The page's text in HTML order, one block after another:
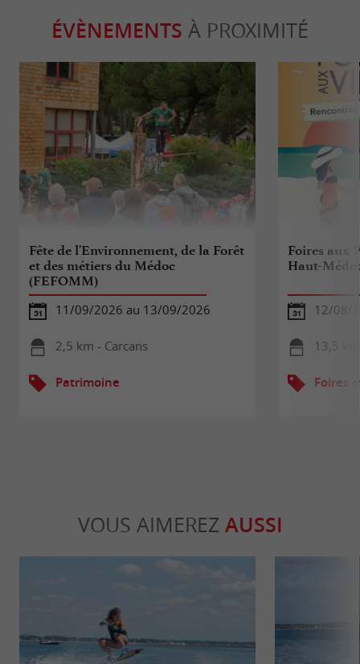
ÉVÈNEMENTS À PROXIMITÉ
Fête de l'Environnement, de la Forêt
et des métiers du Médoc
(FEFOMM)
11/09/2026 au 13/09/2026
2,5 km - Carcans
Patrimoine
Foires aux
Haut-
12/08/
13,5
Foires
VOUS AIMEREZ AUSSI